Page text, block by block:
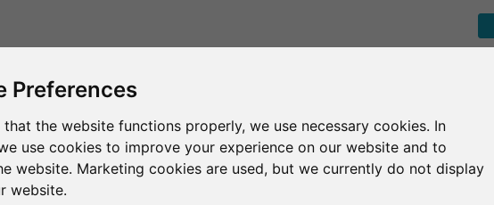
Preferences
that the website functions properly, we use necessary cookies. In
use cookies to improve your experience on our website and to
website. Marketing cookies are used, but we currently do not display
website.
datos de acceso.